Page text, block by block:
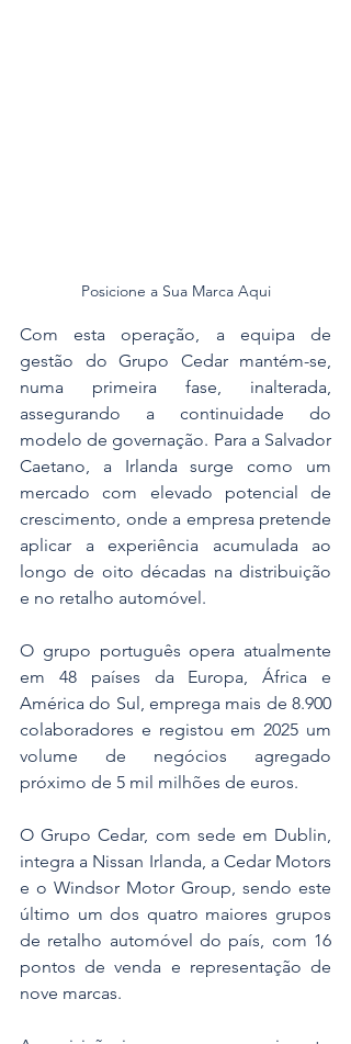
Posicione a Sua Marca Aqui
Com esta operação, a equipa de
gestão do Grupo Cedar mantém-se,
numa primeira fase, inalterada,
assegurando a continuidade do
modelo de governação. Para a Salvador
Caetano, a Irlanda surge como um
mercado com elevado potencial de
crescimento, onde a empresa pretende
aplicar a experiência acumulada ao
longo de oito décadas na distribuição
e no retalho automóvel.
O grupo português opera atualmente
em 48 países da Europa, África e
América do Sul, emprega mais de 8.900
colaboradores e registou em 2025 um
volume de negócios agregado
próximo de 5 mil milhões de euros.
O Grupo Cedar, com sede em Dublin,
integra a Nissan Irlanda, a Cedar Motors
e o Windsor Motor Group, sendo este
último um dos quatro maiores grupos
de retalho automóvel do país, com 16
pontos de venda e representação de
nove marcas.